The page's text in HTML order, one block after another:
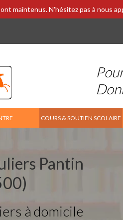
maintenus. N'hésitez pas à nous
COURS & SOUTIEN SCOLAIRE
Pantin
à domicile